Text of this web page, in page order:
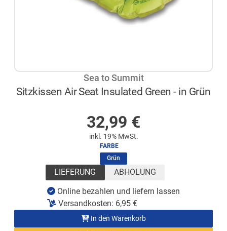
Sea to Summit
Sitzkissen Air Seat Insulated Green - in Grün
32,99 €
inkl. 19% MwSt.
FARBE
Grün
LIEFERUNG ABHOLUNG
Online bezahlen und liefern lassen
Versandkosten: 6,95 €
In den Warenkorb